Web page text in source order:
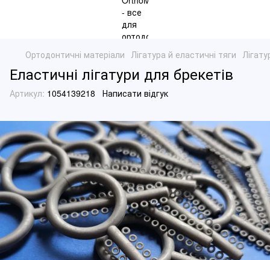
Ортодонтичні матеріали Лігатура й еластичні тяги
Еластичні лігатури для брекетів
Артикул: 1054139218 Написати відгук